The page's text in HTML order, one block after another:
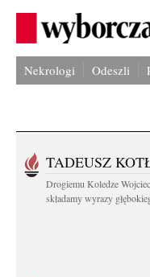
Nekrologi Odeszli
TADEUSZ
Drogiemu Koledze
składamy wyrazy